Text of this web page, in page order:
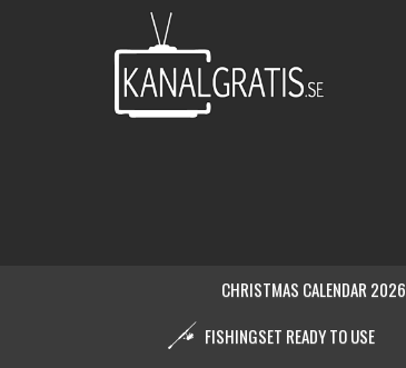
CHRISTMAS CALENDAR 2026
FISHINGSET READY TO USE